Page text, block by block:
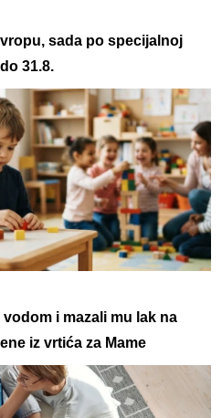
sada po specijalnoj
31.8.
i mazali mu lak na
iz vrtića za Mame